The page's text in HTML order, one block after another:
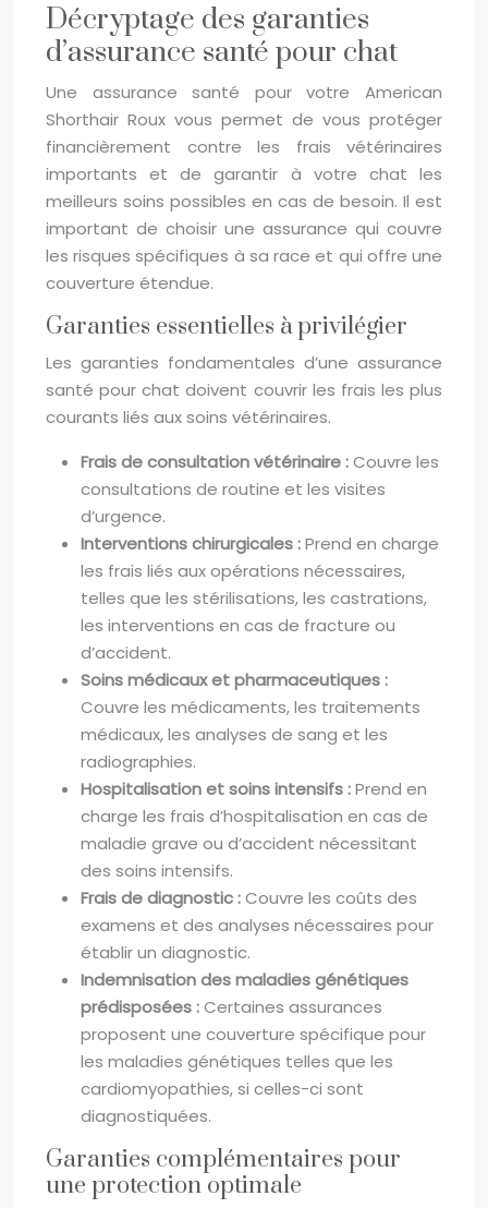
Décryptage des garanties
d’assurance santé pour chat
Une assurance santé pour votre American
Shorthair Roux vous permet de vous protéger
financièrement contre les frais vétérinaires
importants et de garantir à votre chat les
meilleurs soins possibles en cas de besoin. Il est
important de choisir une assurance qui couvre
les risques spécifiques à sa race et qui offre une
couverture étendue.
Garanties essentielles à privilégier
Les garanties fondamentales d’une assurance
santé pour chat doivent couvrir les frais les plus
courants liés aux soins vétérinaires.
Frais de consultation vétérinaire :Couvre les
consultations de routine et les visites
d’urgence.
Interventions chirurgicales :Prend en charge
les frais liés aux opérations nécessaires,
telles que les stérilisations, les castrations,
les interventions en cas de fracture ou
d’accident.
Soins médicaux et pharmaceutiques :
Couvre les médicaments, les traitements
médicaux, les analyses de sang et les
radiographies.
Hospitalisation et soins intensifs :Prend en
charge les frais d’hospitalisation en cas de
maladie grave ou d’accident nécessitant
des soins intensifs.
Frais de diagnostic :Couvre les coûts des
examens et des analyses nécessaires pour
établir un diagnostic.
Indemnisation des maladies génétiques
prédisposées :Certaines assurances
proposent une couverture spécifique pour
les maladies génétiques telles que les
cardiomyopathies, si celles-ci sont
diagnostiquées.
Garanties complémentaires pour
une protection optimale